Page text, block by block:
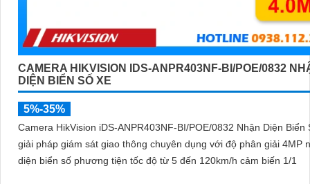
CAMERA HIKVISION IDS-ANPR403NF-BI/POE/0832
DIỆN BIỂN SỐ XE
5%-35%
Camera HikVision iDS-ANPR403NF-BI/POE/0832 Nhận Diện Biển
giải pháp giám sát giao thông chuyên dụng với độ phân giải 4MP
diện biển số phương tiện tốc độ từ 5 đến 120km/h cảm biến 1/1